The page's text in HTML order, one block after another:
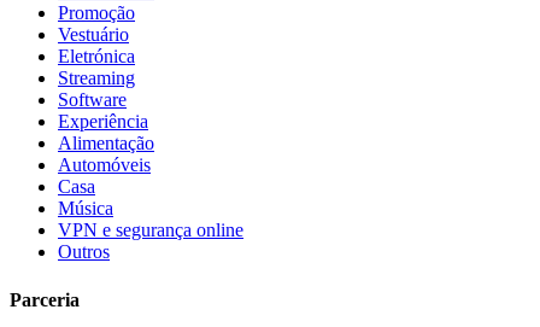
Promoção
Vestuário
Eletrónica
Streaming
Software
Experiência
Alimentação
Automóveis
Casa
Música
VPN e segurança online
Outros
Parceria